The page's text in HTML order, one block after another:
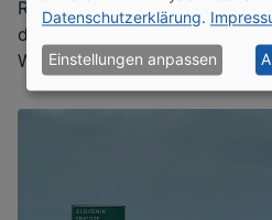
Richtung Triest. In Duino
die Adria Küste erreicht.
Weiten des Meers zu sehen.
Datenschutzerklärung.
Einstellungen anpassen